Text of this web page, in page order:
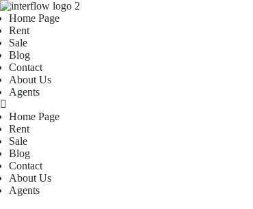
Home Page
Rent
Sale
Blog
Contact
About Us
Agents
Home Page
Rent
Sale
Blog
Contact
About Us
Agents